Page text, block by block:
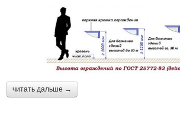
читать дальше →